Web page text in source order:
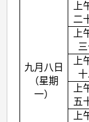
九月八日
（星期
一）
上
二
上
上
上
五
上